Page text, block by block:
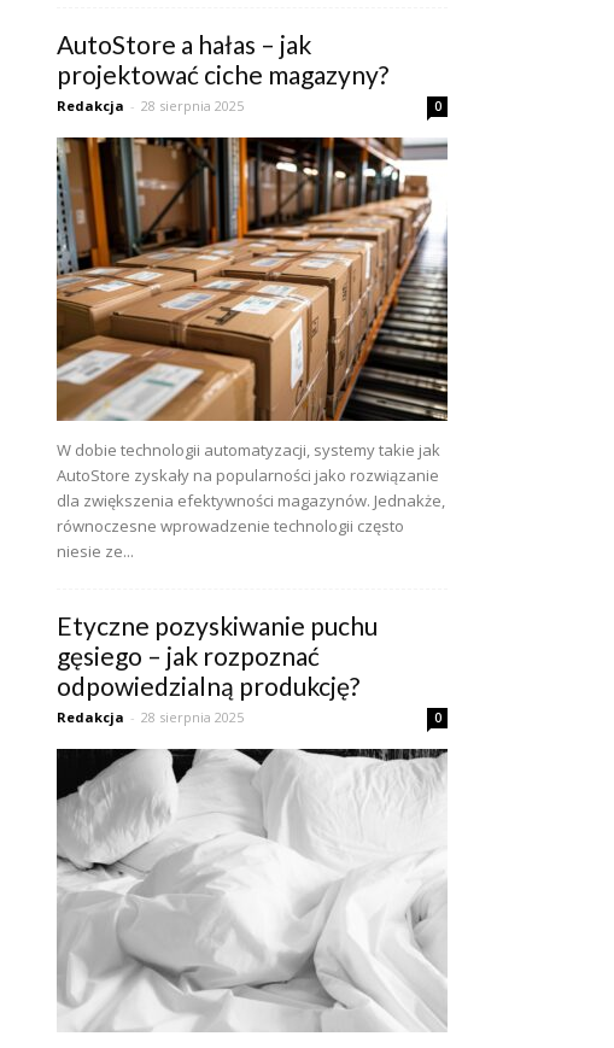
AutoStore a hałas – jak
projektować ciche magazyny?
Redakcja - 28 sierpnia 2025 0
W dobie technologii automatyzacji, systemy takie jak
AutoStore zyskały na popularności jako rozwiązanie
dla zwiększenia efektywności magazynów. Jednakże,
równoczesne wprowadzenie technologii często
niesie ze...
Etyczne pozyskiwanie puchu
gęsiego – jak rozpoznać
odpowiedzialną produkcję?
Redakcja - 28 sierpnia 2025 0